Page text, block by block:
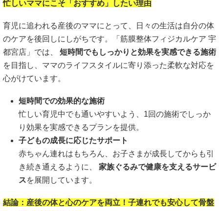
忙しいママにこそ「おすすめ」したい理由
育児に追われる産後のママにとって、日々の生活は自分の体
のケアを後回しにしがちです。「筋膜整体フィジカルケア 宇
都宮店」では、 短時間でもしっかりと効果を実感できる施術
を目指し、ママのライフスタイルに寄り添った柔軟な対応を
心がけています。
短時間での効果的な施術
忙しい育児中でも通いやすいよう、1回の施術でしっか
り効果を実感できるプランを提供。
子どもの成長に応じたサポート
赤ちゃん連れはもちろん、お子さまが成長してからも引
き続き通えるように、 家族ぐるみで健康を支えるサービ
スを展開しています。
結論：産後の体と心のケアを両立！子連れでも安心して骨盤